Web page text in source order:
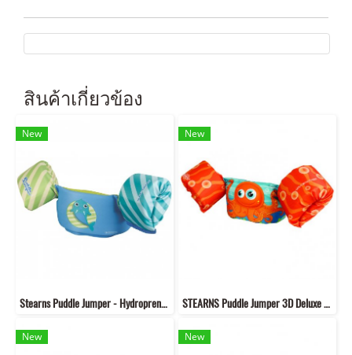
สินค้าเกี่ยวข้อง
New
Stearns Puddle Jumper - Hydroprene™ (Walrus)
New
STEARNS Puddle Jumper 3D Deluxe (3D CHLD OCTOPUS)(copy)
New New